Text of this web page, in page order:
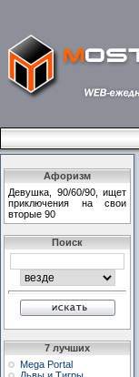
Афоризм
Девушка, 90/60/90, ищет
приключения на свои
вторые 90
Поиск
7 лучших
Mega Portal